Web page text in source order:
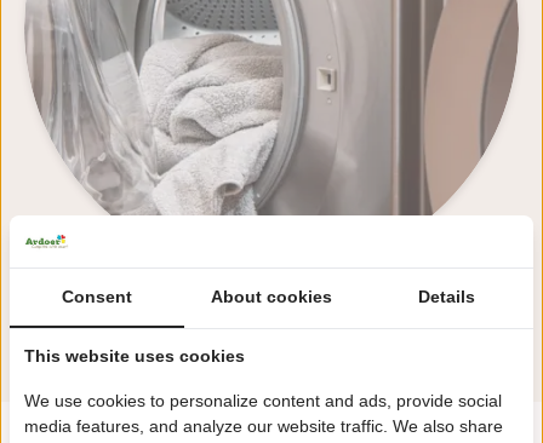
Alle Einrichtungen ansehen
Consent About cookies Details
This website uses cookies
We use cookies to personalize content and ads, provide social
media features, and analyze our website traffic. We also share